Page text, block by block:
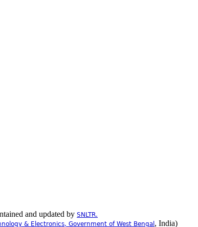
and updated by SNLTR.
& Electronics, Government of West Bengal , India)